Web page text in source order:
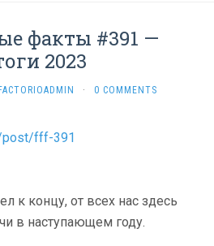
факты #391 —
2023
FACTORIOADMIN · 0 COMMENTS
post/fff-391
к концу, от всех нас здесь
в наступающем году.